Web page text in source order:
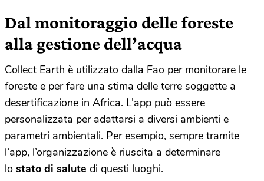
Dal monitoraggio delle foreste
alla gestione dell’acqua
Collect Earth è utilizzato dalla Fao per monitorare le
foreste e per fare una stima delle terre soggette a
desertificazione in Africa. L’app può essere
personalizzata per adattarsi a diversi ambienti e
parametri ambientali. Per esempio, sempre tramite
l’app, l’organizzazione è riuscita a determinare
lo stato di salute di questi luoghi.